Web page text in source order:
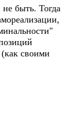
быть. Тогда
(как своими